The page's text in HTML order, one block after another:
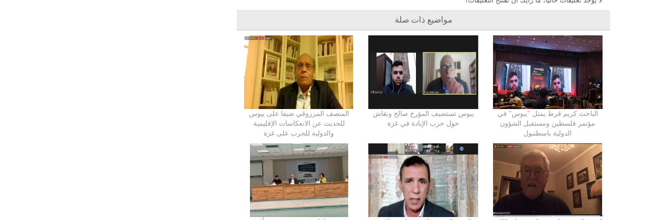
مواضيع ذات صلة
الباحث كريم قرط يمثل "يبوس" في
مؤتمر فلسطين ومستقبل الشؤون
الدولية باسطنبول
يبوس تستضيف المؤرخ صالح ونقاش
حول حرب الإبادة في غزة
المنصف المرزوقي ضيفا على يبوس
للحديث عن الانعكاسات الإقليمية
والدولية للحرب على غزة